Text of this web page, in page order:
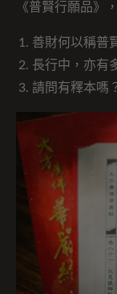
《普賢行願品》
善財何以稱普
長行中，亦有
請問有釋本嗎